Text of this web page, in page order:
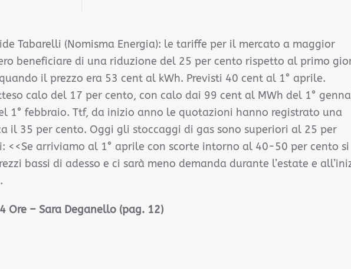
Tabarelli (Nomisma Energia): le tariffe per il mercato a maggior
beneficiare di una riduzione del 25 per cento rispetto al primo
il prezzo era 53 cent al kWh. Previsti 40 cent al 1° aprile.
calo del 17 per cento, con calo dai 99 cent al MWh del 1°
1° febbraio. Ttf, da inizio anno le quotazioni hanno registrato una
il 35 per cento. Oggi gli stoccaggi di gas sono superiori al 25 per
<<Se arriviamo al 1° aprile con scorte intorno al 40-50 per cento si
bassi di adesso e ci sarà meno demanda durante l’estate e
Ore – Sara Deganello (pag. 12)